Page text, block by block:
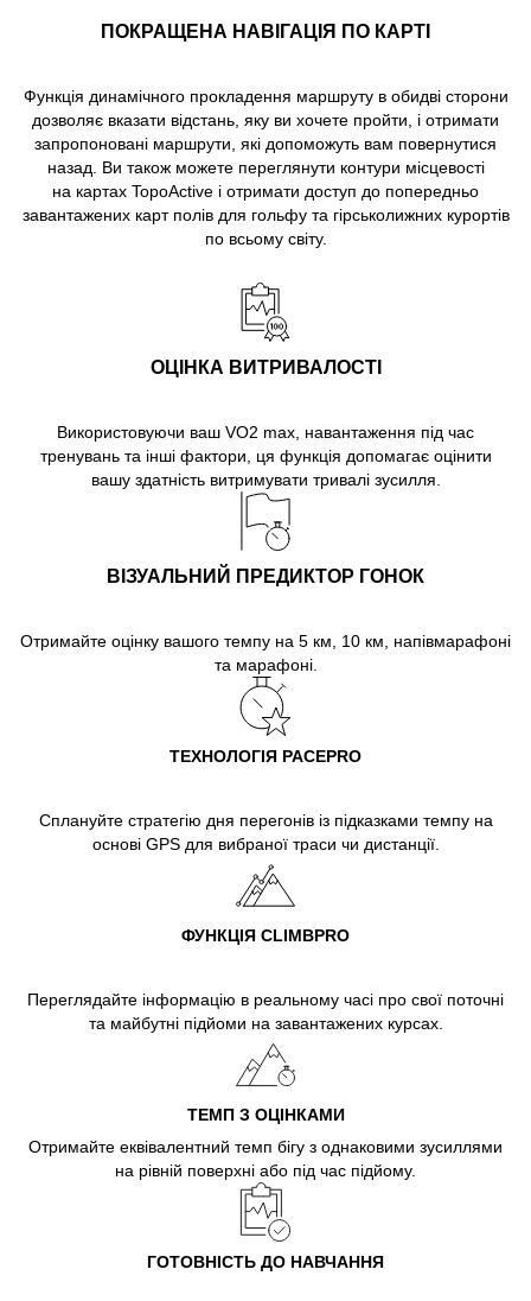
ПОКРАЩЕНА НАВІГАЦІЯ ПО КАРТІ
Функція динамічного прокладення маршруту в обидві сторони
дозволяє вказати відстань, яку ви хочете пройти, і отримати
запропоновані маршрути, які допоможуть вам повернутися
назад. Ви також можете переглянути контури місцевості
на картах TopoActive і отримати доступ до попередньо
завантажених карт полів для гольфу та гірськолижних курортів
по всьому світу.
ОЦІНКА ВИТРИВАЛОСТІ
Використовуючи ваш VO2 max, навантаження під час
тренувань та інші фактори, ця функція допомагає оцінити
вашу здатність витримувати тривалі зусилля.
ВІЗУАЛЬНИЙ ПРЕДИКТОР ГОНОК
Отримайте оцінку вашого темпу на 5 км, 10 км, напівмарафоні
та марафоні.
ТЕХНОЛОГІЯ PACEPRO
Сплануйте стратегію дня перегонів із підказками темпу на
основі GPS для вибраної траси чи дистанції.
ФУНКЦІЯ CLIMBPRO
Переглядайте інформацію в реальному часі про свої поточні
та майбутні підйоми на завантажених курсах.
ТЕМП З ОЦІНКАМИ
Отримайте еквівалентний темп бігу з однаковими зусиллями
на рівній поверхні або під час підйому.
ГОТОВНІСТЬ ДО НАВЧАННЯ